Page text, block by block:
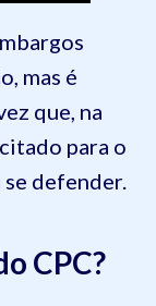
mas é
que, na
para o
se defender.
CPC?